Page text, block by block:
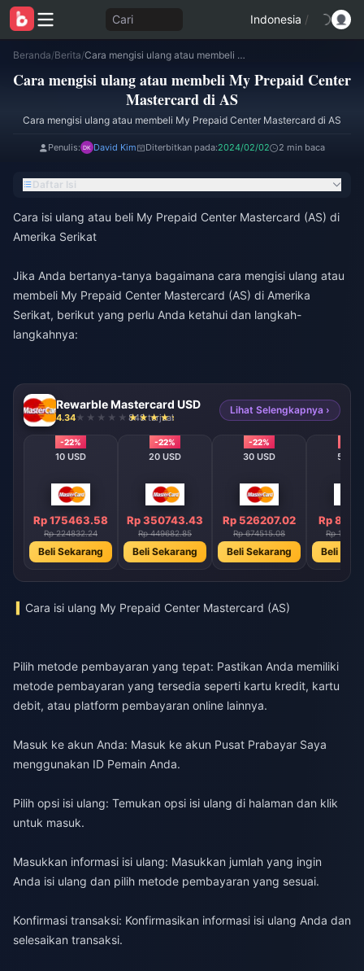
Cari Indonesia /
Beranda/Berita/ Cara mengisi ulang atau membeli My Prepaid Center Mastercard di AS
Cara mengisi ulang atau membeli My Prepaid Center
Mastercard di AS
Cara mengisi ulang atau membeli My Prepaid Center Mastercard di AS
Penulis: David Kim Diterbitkan pada:2024/02/02 2 min baca
Daftar Isi
Cara isi ulang atau beli My Prepaid Center Mastercard (AS) di
Amerika Serikat
Jika Anda bertanya-tanya bagaimana cara mengisi ulang atau
membeli My Prepaid Center Mastercard (AS) di Amerika
Serikat, berikut yang perlu Anda ketahui dan langkah-
langkahnya:
Rewarble Mastercard USD
4.34 848 terjual
Lihat Selengkapnya ›
-22%
10 USD
Rp 175463.58
Rp 224832.24
Beli Sekarang
-22%
20 USD
Rp 350743.43
Rp 449682.85
Beli Sekarang
-22%
30 USD
Rp 526207.02
Rp 674515.08
Beli Sekarang
50
Rp
Rp
Beli
Cara isi ulang My Prepaid Center Mastercard (AS)
Pilih metode pembayaran yang tepat: Pastikan Anda memiliki
metode pembayaran yang tersedia seperti kartu kredit, kartu
debit, atau platform pembayaran online lainnya.
Masuk ke akun Anda: Masuk ke akun Pusat Prabayar Saya
menggunakan ID Pemain Anda.
Pilih opsi isi ulang: Temukan opsi isi ulang di halaman dan klik
untuk masuk.
Masukkan informasi isi ulang: Masukkan jumlah yang ingin
Anda isi ulang dan pilih metode pembayaran yang sesuai.
Konfirmasi transaksi: Konfirmasikan informasi isi ulang Anda dan
selesaikan transaksi.